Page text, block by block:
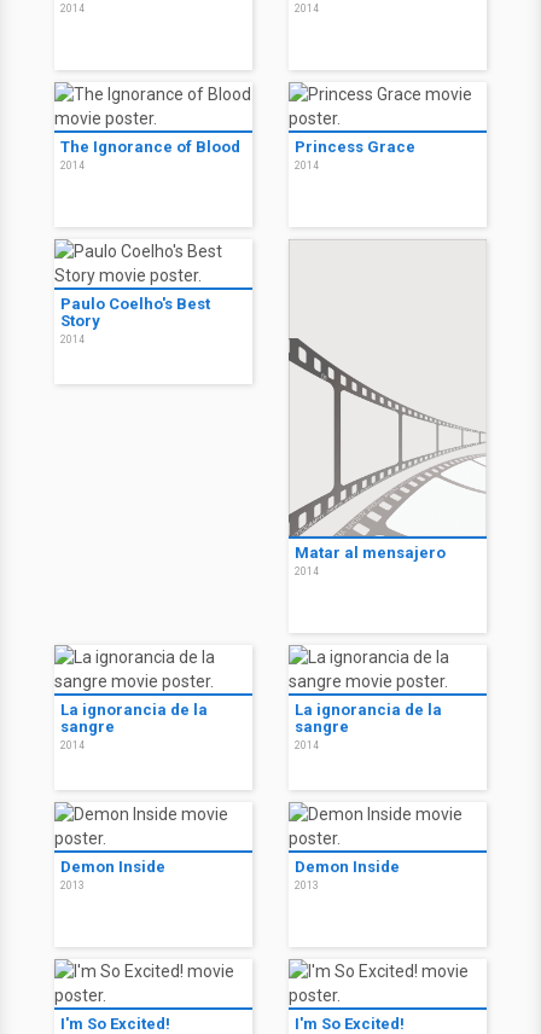
2014 2014
The Ignorance of Blood
2014
Princess Grace
2014
Paulo Coelho's Best
Story
2014
Matar al mensajero
2014
La ignorancia de la
sangre
2014
La ignorancia de la
sangre
2014
Demon Inside
2013
Demon Inside
2013
I'm So Excited! I'm So Excited!